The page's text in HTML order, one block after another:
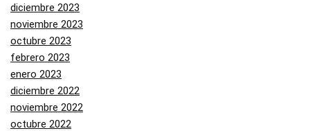
diciembre 2023
noviembre 2023
octubre 2023
febrero 2023
enero 2023
diciembre 2022
noviembre 2022
octubre 2022